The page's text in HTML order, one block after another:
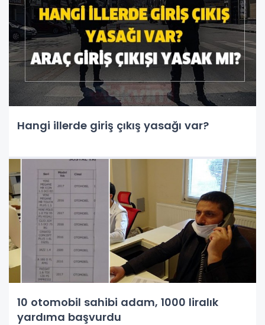
Hangi illerde giriş çıkış yasağı var?
10 otomobil sahibi adam, 1000 liralık
yardıma başvurdu